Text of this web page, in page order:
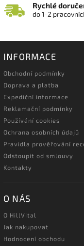
Rychlé
do 1-2
INFORMACE
Obchodní podmínky
Doprava a platba
Expediční informace
Reklamační podmínky
Používání cookies
Ochrana osobních údajů
Pravidla prověřování
Odstoupit od smlouvy
Kontakty
O NÁS
O HillVital
Jak nakupovat
Hodnocení obchodu